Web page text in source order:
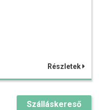
Részletek
Szálláskereső